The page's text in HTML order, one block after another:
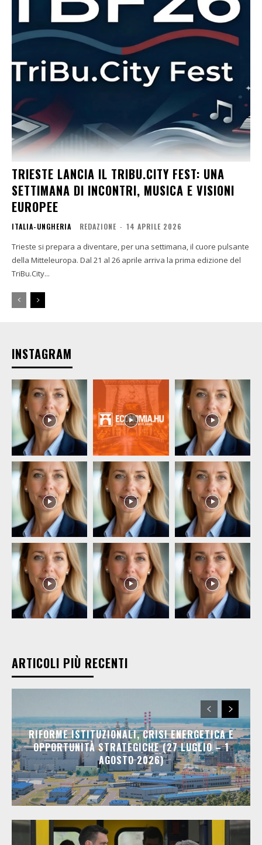
TRIESTE LANCIA IL TRIBU.CITY FEST: UNA
SETTIMANA DI INCONTRI, MUSICA E VISIONI
EUROPEE
ITALIA-UNGHERIA REDAZIONE - 14 APRILE 2026
Trieste si prepara a diventare, per una settimana, il cuore pulsante
della Mitteleuropa. Dal 21 al 26 aprile arriva la prima edizione del
TriBu.City...
INSTAGRAM
ARTICOLI PIÙ RECENTI
RIFORME ISTITUZIONALI, CRISI ENERGETICA E
OPPORTUNITÀ STRATEGICHE (27 LUGLIO – 1
AGOSTO 2026)